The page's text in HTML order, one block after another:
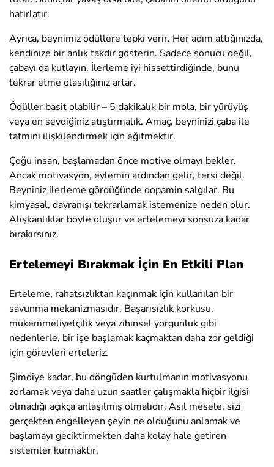
hatırlatır.
Ayrıca, beynimiz ödüllere tepki verir. Her adım attığınızda,
kendinize bir anlık takdir gösterin. Sadece sonucu değil,
çabayı da kutlayın. İlerleme iyi hissettirdiğinde, bunu
tekrar etme olasılığınız artar.
Ödüller basit olabilir – 5 dakikalık bir mola, bir yürüyüş
veya en sevdiğiniz atıştırmalık. Amaç, beyninizi çaba ile
tatmini ilişkilendirmek için eğitmektir.
Çoğu insan, başlamadan önce motive olmayı bekler.
Ancak motivasyon, eylemin ardından gelir, tersi değil.
Beyniniz ilerleme gördüğünde dopamin salgılar. Bu
kimyasal, davranışı tekrarlamak istemenize neden olur.
Alışkanlıklar böyle oluşur ve ertelemeyi sonsuza kadar
bırakırsınız.
Ertelemeyi Bırakmak İçin En Etkili Plan
Erteleme, rahatsızlıktan kaçınmak için kullanılan bir
savunma mekanizmasıdır. Başarısızlık korkusu,
mükemmeliyetçilik veya zihinsel yorgunluk gibi
nedenlerle, bir işe başlamak kaçmaktan daha zor geldiği
için görevleri erteleriz.
Şimdiye kadar, bu döngüden kurtulmanın motivasyonu
zorlamak veya daha uzun saatler çalışmakla hiçbir ilgisi
olmadığı açıkça anlaşılmış olmalıdır. Asıl mesele, sizi
gerçekten engelleyen şeyin ne olduğunu anlamak ve
başlamayı geciktirmekten daha kolay hale getiren
sistemler kurmaktır.